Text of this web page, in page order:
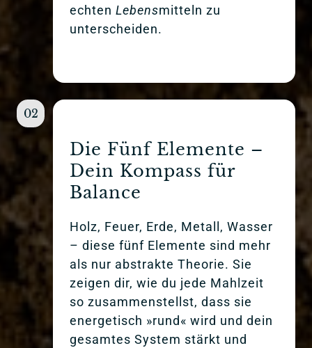
echten Lebensmitteln zu
unterscheiden.
02
Die Fünf Elemente –
Dein Kompass für
Balance
Holz, Feuer, Erde, Metall, Wasser
– diese fünf Elemente sind mehr
als nur abstrakte Theorie. Sie
zeigen dir, wie du jede Mahlzeit
so zusammenstellst, dass sie
energetisch »rund« wird und dein
gesamtes System stärkt und